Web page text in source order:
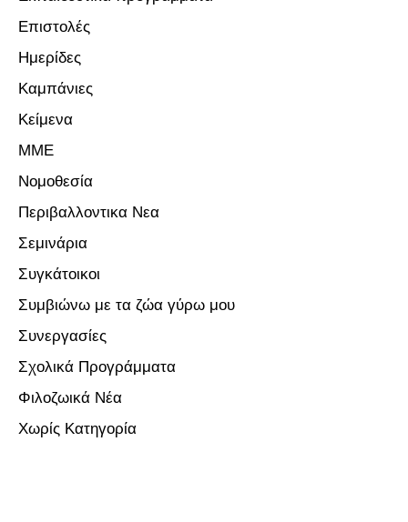
Επιστολές
Ημερίδες
Καμπάνιες
Κείμενα
ΜΜΕ
Νομοθεσία
Περιβαλλοντικα Νεα
Σεμινάρια
Συγκάτοικοι
Συμβιώνω με τα ζώα γύρω μου
Συνεργασίες
Σχολικά Προγράμματα
Φιλοζωικά Νέα
Χωρίς Κατηγορία